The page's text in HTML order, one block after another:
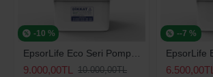
-10 %
EpsorLife Eco Seri Pompalı Arıtma Cihazı
9.000,00TL 10.000,00TL
--7 %
6.500,00TL